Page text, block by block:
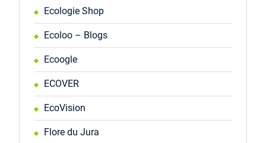
Ecologie Shop
Ecoloo – Blogs
Ecoogle
ECOVER
EcoVision
Flore du Jura